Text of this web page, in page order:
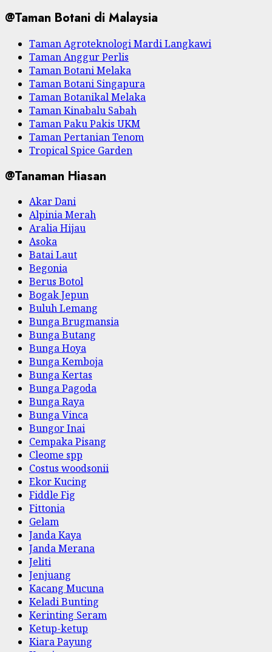
@Taman Botani di Malaysia
Taman Agroteknologi Mardi Langkawi
Taman Anggur Perlis
Taman Botani Melaka
Taman Botani Singapura
Taman Botanikal Melaka
Taman Kinabalu Sabah
Taman Paku Pakis UKM
Taman Pertanian Tenom
Tropical Spice Garden
@Tanaman Hiasan
Akar Dani
Alpinia Merah
Aralia Hijau
Asoka
Batai Laut
Begonia
Berus Botol
Bogak Jepun
Buluh Lemang
Bunga Brugmansia
Bunga Butang
Bunga Hoya
Bunga Kemboja
Bunga Kertas
Bunga Pagoda
Bunga Raya
Bunga Vinca
Bungor Inai
Cempaka Pisang
Cleome spp
Costus woodsonii
Ekor Kucing
Fiddle Fig
Fittonia
Gelam
Janda Kaya
Janda Merana
Jeliti
Jenjuang
Kacang Mucuna
Keladi Bunting
Kerinting Seram
Ketup-ketup
Kiara Payung